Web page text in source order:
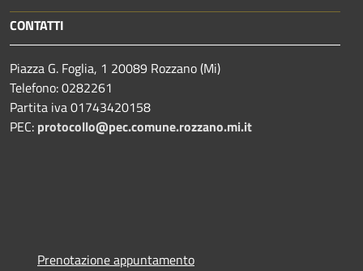
CONTATTI
Piazza G. Foglia, 1 20089 Rozzano (Mi)
Telefono: 0282261
Partita iva 01743420158
PEC: protocollo@pec.comune.rozzano.mi.it
Prenotazione appuntamento